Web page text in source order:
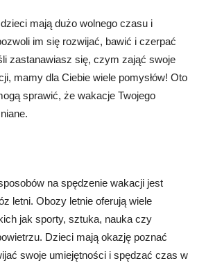
mają dużo wolnego czasu i
im się rozwijać, bawić i czerpać
zastanawiasz się, czym zająć swoje
mamy dla Ciebie wiele pomysłów! Oto
sprawić, że wakacje Twojego
na spędzenie wakacji jest
letni. Obozy letnie oferują wiele
jak sporty, sztuka, nauka czy
Dzieci mają okazję poznać
swoje umiejętności i spędzać czas w